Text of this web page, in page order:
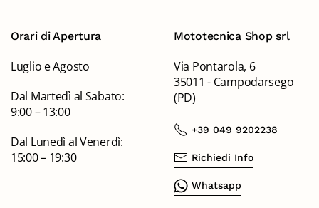
Orari di Apertura
Luglio e Agosto
Dal Martedì al Sabato:
9:00 – 13:00
Dal Lunedì al Venerdì:
15:00 – 19:30
Mototecnica Shop srl
Via Pontarola, 6
35011 - Campodarsego
(PD)
+39 049 9202238
Richiedi Info
Whatsapp